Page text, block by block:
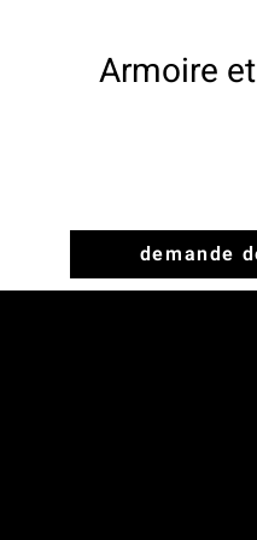
Armoire
demande